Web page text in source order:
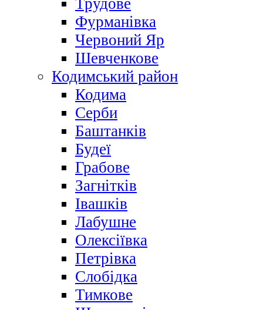
Трудове
Фурманівка
Червоний Яр
Шевченкове
Кодимський район
Кодима
Серби
Баштанків
Будеї
Грабове
Загнітків
Івашків
Лабушне
Олексіївка
Петрівка
Слобідка
Тимкове